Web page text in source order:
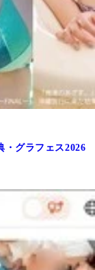
グラフェス2026